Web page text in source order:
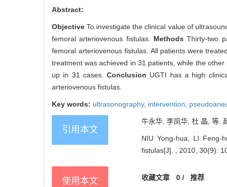
Abstract:
ObjectiveTo investigate the clinical value of
femoral arteriovenous fistulas. MethodsThirty-two
femoral arteriovenous fistulas. All patients were
treatment was achieved in 31 patients, while the
up in 31 cases.Conclusion UGTI has a high
arteriovenous fistulas.
Key words: ultrasonography, intervention,
引用本文
牛永华, 李凤华, 杜 晶, 等.
NIU Yong-hua, LI Feng-
fistulas[J]. , 2010, 30(9):
使用本文 收藏文章 0/ 推荐